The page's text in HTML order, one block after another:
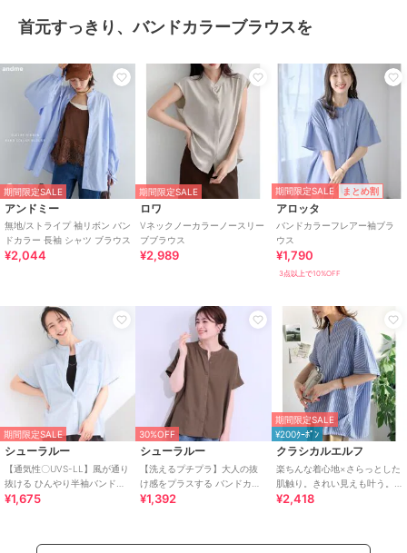
首元すっきり、バンドカラーブラウスを
期間限定SALE
アンドミー
無地/ストライプ 袖リボン バン
ドカラー 長袖 シャツ ブラウス
¥2,044
期間限定SALE
ロワ
Vネックノーカラーノースリー
ブブラウス
¥2,989
期間限定SALE まとめ割
アロッタ
バンドカラーフレアー袖ブラ
ウス
¥1,790
3点以上で10%OFF
期間限定SALE
シューラルー
【通気性〇UVS-LL】風が通り
抜ける ひんやり半袖バンドカ
ラーシアーシャツ
¥1,675
30%OFF
シューラルー
【洗えるプチプラ】大人の抜
け感をプラスする バンドカラ
ーシャツ
¥1,392
期間限定SALE
¥200ｸｰﾎﾟﾝ
クラシカルエルフ
楽ちんな着心地×さらっとした
肌触り。きれい見えも叶う。
リネン混バンドカラースキッ
¥2,418